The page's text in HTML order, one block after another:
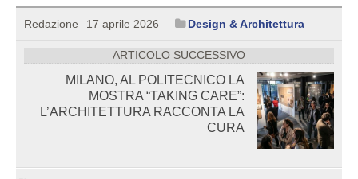
Redazione 17 aprile 2026 Design & Architettura
ARTICOLO SUCCESSIVO
MILANO, AL POLITECNICO LA
MOSTRA “TAKING CARE”:
L’ARCHITETTURA RACCONTA LA
CURA